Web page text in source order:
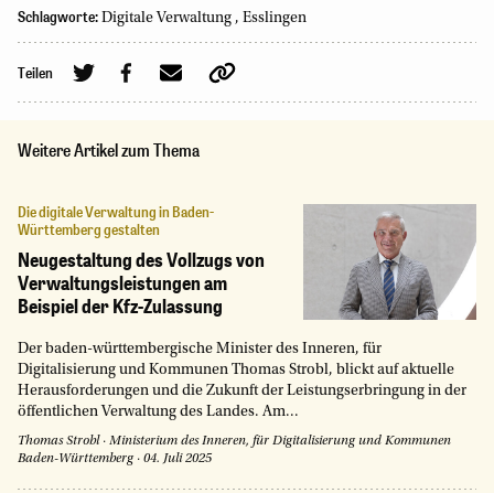
Schlagworte: Digitale Verwaltung , Esslingen
Teilen
Weitere Artikel zum Thema
Die digitale Verwaltung in Baden-
Württemberg gestalten
Neugestaltung des Vollzugs von
Verwaltungsleistungen am
Beispiel der Kfz-Zulassung
Der baden-württembergische Minister des Inneren, für
Digitalisierung und Kommunen Thomas Strobl, blickt auf aktuelle
Herausforderungen und die Zukunft der Leistungserbringung in der
öffentlichen Verwaltung des Landes. Am...
Thomas Strobl· Ministerium des Inneren, für Digitalisierung und Kommunen
Baden-Württemberg · 04. Juli 2025